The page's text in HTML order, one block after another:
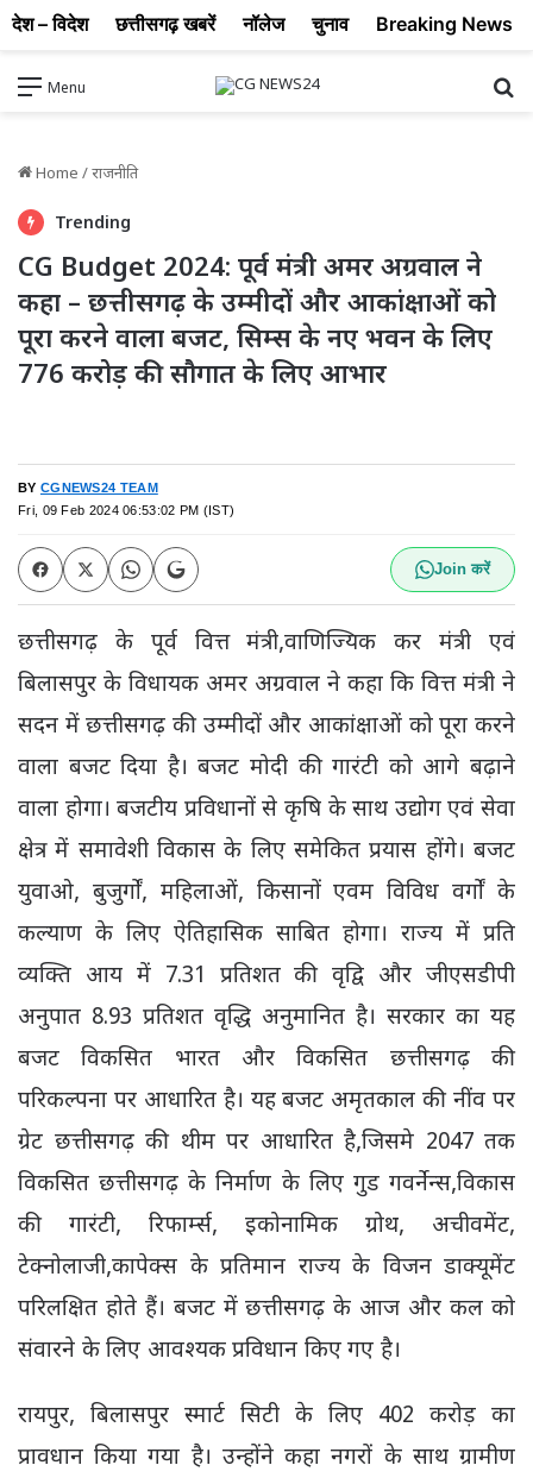
Menu
Home /राजनीति
Trending
CG Budget 2024: पूर्व मंत्री अमर अग्रवाल ने
कहा – छत्तीसगढ़ के उम्मीदों और आकांक्षाओं को
पूरा करने वाला बजट, सिम्स के नए भवन के लिए
776 करोड़ की सौगात के लिए आभार
BY CGNEWS24 TEAM
Fri, 09 Feb 2024 06:53:02 PM (IST)
Join करें
छत्तीसगढ़ के पूर्व वित्त मंत्री,वाणिज्यिक कर मंत्री एवं
बिलासपुर के विधायक अमर अग्रवाल ने कहा कि वित्त मंत्री ने
सदन में छत्तीसगढ़ की उम्मीदों और आकांक्षाओं को पूरा करने
वाला बजट दिया है। बजट मोदी की गारंटी को आगे बढ़ाने
वाला होगा। बजटीय प्रविधानों से कृषि के साथ उद्योग एवं सेवा
क्षेत्र में समावेशी विकास के लिए समेकित प्रयास होंगे। बजट
युवाओ, बुजुर्गों, महिलाओं, किसानों एवम विविध वर्गों के
कल्याण के लिए ऐतिहासिक साबित होगा। राज्य में प्रति
व्यक्ति आय में 7.31 प्रतिशत की वृद्वि और जीएसडीपी
अनुपात 8.93 प्रतिशत वृद्धि अनुमानित है। सरकार का यह
बजट विकसित भारत और विकसित छत्तीसगढ़ की
परिकल्पना पर आधारित है। यह बजट अमृतकाल की नींव पर
ग्रेट छत्तीसगढ़ की थीम पर आधारित है,जिसमे 2047 तक
विकसित छत्तीसगढ़ के निर्माण के लिए गुड गवर्नेन्स,विकास
की गारंटी, रिफार्म्स, इकोनामिक ग्रोथ, अचीवमेंट,
टेक्नोलाजी,कापेक्स के प्रतिमान राज्य के विजन डाक्यूमेंट
परिलक्षित होते हैं। बजट में छत्तीसगढ़ के आज और कल को
संवारने के लिए आवश्यक प्रविधान किए गए है।
रायपुर, बिलासपुर स्मार्ट सिटी के लिए 402 करोड़ का
प्रावधान किया गया है। उन्होंने कहा नगरों के साथ ग्रामीण
देश – विदेश छत्तीसगढ़ खबरें नॉलेज चुनाव Breaking News